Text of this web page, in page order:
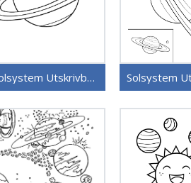
Solsystem Utskrivbart Gratis